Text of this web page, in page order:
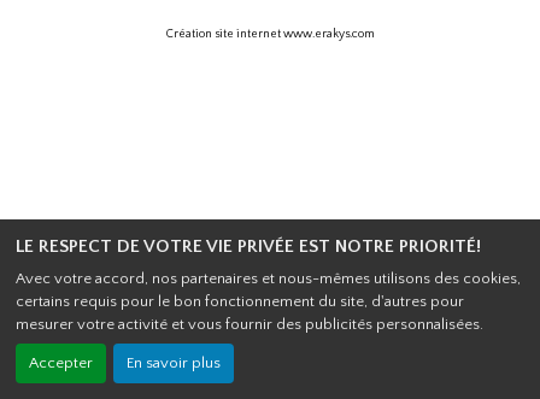
LE RESPECT DE VOTRE VIE PRIVÉE EST NOTRE PRIORITÉ!
Avec votre accord, nos partenaires et nous-mêmes utilisons des cookies,
certains requis pour le bon fonctionnement du site, d'autres pour
mesurer votre activité et vous fournir des publicités personnalisées.
Accepter En savoir plus
Création site internet www.erakys.com